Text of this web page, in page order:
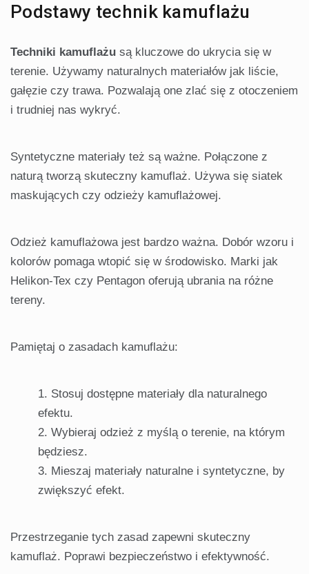
Podstawy technik kamuflażu
Techniki kamuflażu są kluczowe do ukrycia się w
terenie. Używamy naturalnych materiałów jak liście,
gałęzie czy trawa. Pozwalają one zlać się z otoczeniem
i trudniej nas wykryć.
Syntetyczne materiały też są ważne. Połączone z
naturą tworzą skuteczny kamuflaż. Używa się siatek
maskujących czy odzieży kamuflażowej.
Odzież kamuflażowa jest bardzo ważna. Dobór wzoru i
kolorów pomaga wtopić się w środowisko. Marki jak
Helikon-Tex czy Pentagon oferują ubrania na różne
tereny.
Pamiętaj o zasadach kamuflażu:
Stosuj dostępne materiały dla naturalnego
efektu.
Wybieraj odzież z myślą o terenie, na którym
będziesz.
Mieszaj materiały naturalne i syntetyczne, by
zwiększyć efekt.
Przestrzeganie tych zasad zapewni skuteczny
kamuflaż. Poprawi bezpieczeństwo i efektywność.